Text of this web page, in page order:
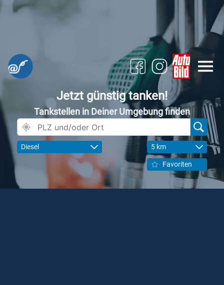
Jetzt günstig tanken!
Tankstellen in Deiner Umgebung finden
Diesel 5 km
Favoriten